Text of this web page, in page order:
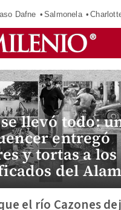
Dafne Salmonela
llevó todo:
entregó
y tortas a los
del
el río Cazones